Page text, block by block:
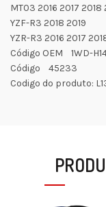
MT03 2016 2017 2018
YZF-R3 2018 2019
YZR-R3 2016 2017
Código OEM 1WD-
Código 45233
Codigo do produto: